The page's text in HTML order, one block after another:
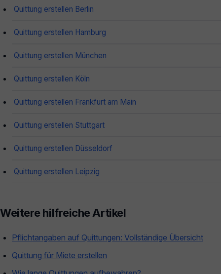
Quittung erstellen Berlin
Quittung erstellen Hamburg
Quittung erstellen München
Quittung erstellen Köln
Quittung erstellen Frankfurt am Main
Quittung erstellen Stuttgart
Quittung erstellen Düsseldorf
Quittung erstellen Leipzig
Weitere hilfreiche Artikel
Pflichtangaben auf Quittungen: Vollständige Übersicht
Quittung für Miete erstellen